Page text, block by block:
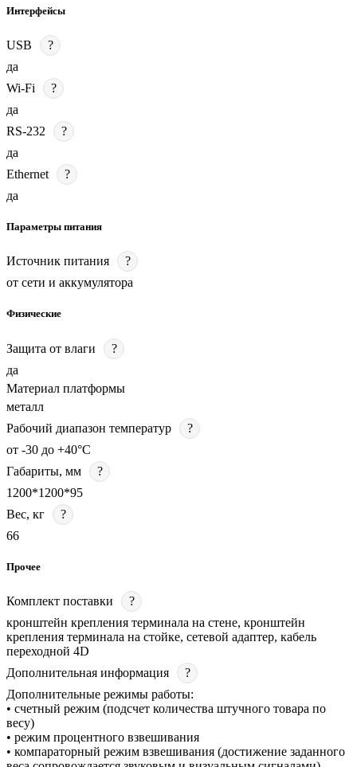
Интерфейсы
USB
?
да
Wi-Fi
?
да
RS-232
?
да
Ethernet
?
да
Параметры питания
Источник питания
?
от сети и аккумулятора
Физические
Защита от влаги
?
да
Материал платформы
металл
Рабочий диапазон температур
?
от -30 до +40°С
Габариты, мм
?
1200*1200*95
Вес, кг
?
66
Прочее
Комплект поставки
?
кронштейн крепления терминала на стене, кронштейн
крепления терминала на стойке, сетевой адаптер, кабель
переходной 4D
Дополнительная информация
?
Дополнительные режимы работы:
• счетный режим (подсчет количества штучного товара по
весу)
• режим процентного взвешивания
• компараторный режим взвешивания (достижение заданного